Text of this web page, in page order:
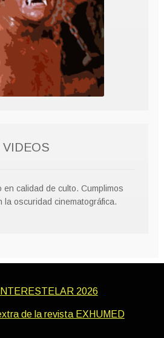
en calidad de culto. Cumplimos
la oscuridad cinematográfica.
2026
de la revista EXHUMED